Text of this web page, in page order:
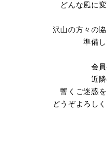
どんな風に
沢山の方々の
準備
会
近
暫くご迷惑
どうぞよろし